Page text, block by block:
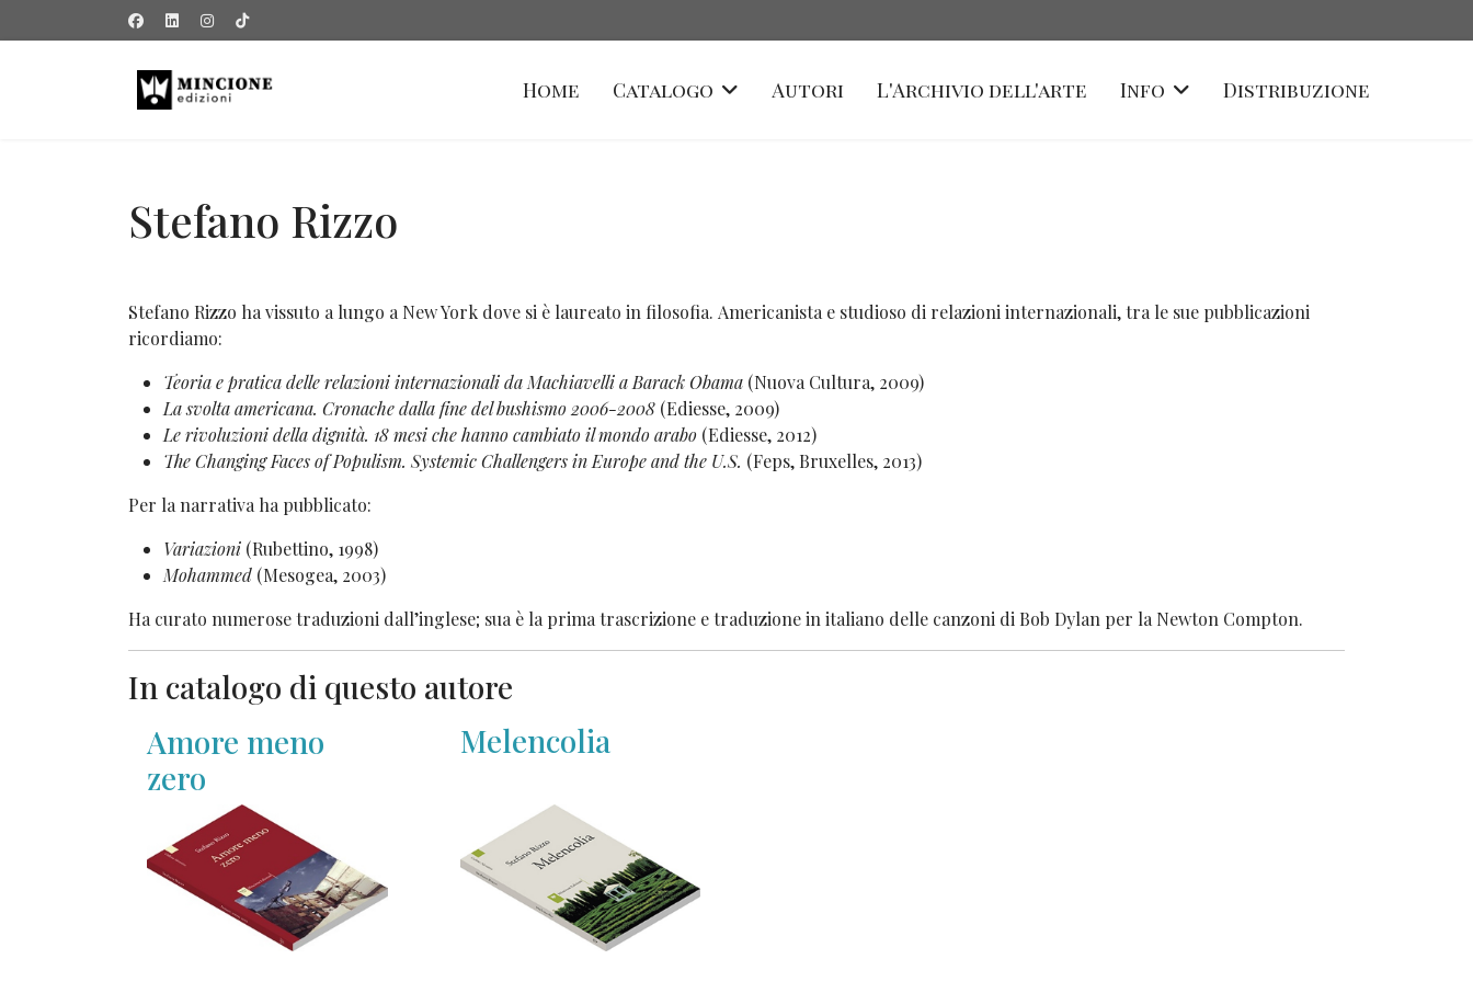
Home Catalogo Autori L'Archivio dell'arte Info Distribuzione
Stefano Rizzo
Stefano Rizzo ha vissuto a lungo a New York dove si è laureato in filosofia. Americanista e studioso di relazioni internazionali, tra le sue pubblicazioni
ricordiamo:
Teoria e pratica delle relazioni internazionali da Machiavelli a Barack Obama (Nuova Cultura, 2009)
La svolta americana. Cronache dalla fine del bushismo 2006-2008 (Ediesse, 2009)
Le rivoluzioni della dignità. 18 mesi che hanno cambiato il mondo arabo (Ediesse, 2012)
The Changing Faces of Populism. Systemic Challengers in Europe and the U.S. (Feps, Bruxelles, 2013)
Per la narrativa ha pubblicato:
Variazioni (Rubettino, 1998)
Mohammed (Mesogea, 2003)
Ha curato numerose traduzioni dall’inglese; sua è la prima trascrizione e traduzione in italiano delle canzoni di Bob Dylan per la Newton Compton.
In catalogo di questo autore
Amore meno
zero
Melencolia